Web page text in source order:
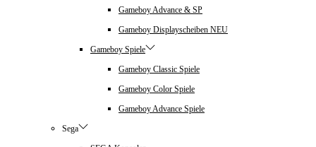
Gameboy Advance & SP
Gameboy Displayscheiben NEU
Gameboy Spiele
Gameboy Classic Spiele
Gameboy Color Spiele
Gameboy Advance Spiele
Sega